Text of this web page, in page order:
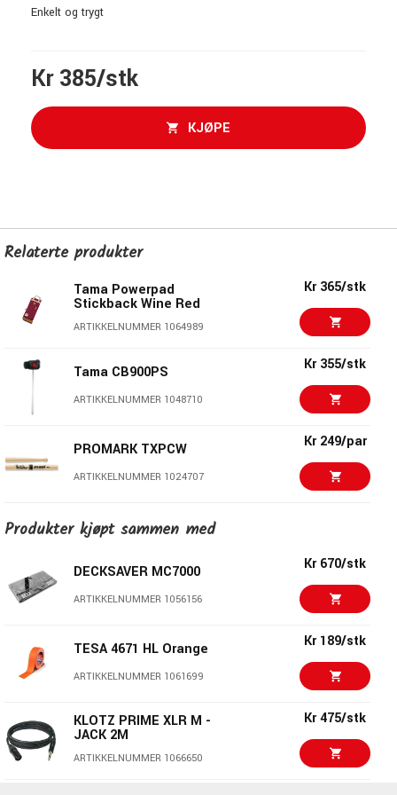
Enkelt og trygt
Kr 385/stk
KJØPE
Relaterte produkter
Tama Powerpad
Stickback Wine Red
ARTIKKELNUMMER 1064989
Kr 365/stk
Tama CB900PS
ARTIKKELNUMMER 1048710
Kr 355/stk
PROMARK TXPCW
ARTIKKELNUMMER 1024707
Kr 249/par
EVANS RF12G REAL
FEEL
DECKSAVER MC7000 Kr 670/stk
Dunlop 6644 Pure
ARTIKKELNUMMER 1087213
Kr 171/stk
RØDE MiCon Cable Kr 745/stk
Produkter kjøpt sammen med
DECKSAVER MC7000
ARTIKKELNUMMER 1056156
Kr 670/stk
TESA 4671 HL Orange
ARTIKKELNUMMER 1061699
Kr 189/stk
KLOTZ PRIME XLR M -
JACK 2M
ARTIKKELNUMMER 1066650
Kr 475/stk